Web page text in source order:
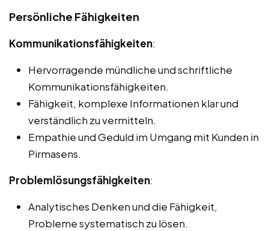
Persönliche Fähigkeiten
Kommunikationsfähigkeiten:
Hervorragende mündliche und schriftliche
Kommunikationsfähigkeiten.
Fähigkeit, komplexe Informationen klar und
verständlich zu vermitteln.
Empathie und Geduld im Umgang mit Kunden in
Pirmasens.
Problemlösungsfähigkeiten:
Analytisches Denken und die Fähigkeit,
Probleme systematisch zu lösen.